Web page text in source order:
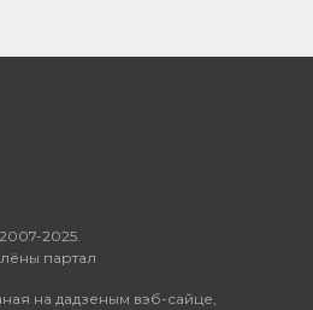
2025.
партал
на дадзеным вэб-сайце,